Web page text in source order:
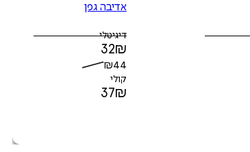
אדיבה גפן
דיגיטלי
32₪
₪44
קולי
37₪